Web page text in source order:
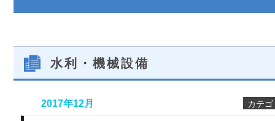
水利・機械設備
2017年12月 カテゴ